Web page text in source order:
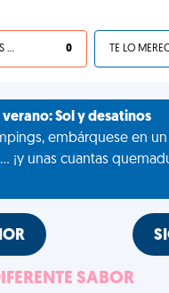
DE ACUERDO, ES UNA VIDA HP 0 TE LO
Sol y desatinos
embárquese en
¡y unas cuantas
SABOR